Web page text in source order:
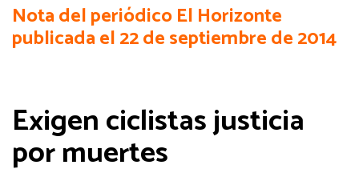
Nota del periódico El Horizonte
publicada el 22 de septiembre de 2014
Exigen ciclistas justicia
por muertes